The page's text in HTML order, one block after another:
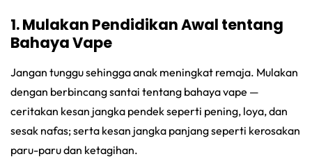
1. Mulakan Pendidikan Awal tentang
Bahaya Vape
Jangan tunggu sehingga anak meningkat remaja. Mulakan
dengan berbincang santai tentang bahaya vape —
ceritakan kesan jangka pendek seperti pening, loya, dan
sesak nafas; serta kesan jangka panjang seperti kerosakan
paru-paru dan ketagihan.